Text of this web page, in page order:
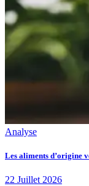
Analyse
Les aliments d’origine
22 Juillet 2026